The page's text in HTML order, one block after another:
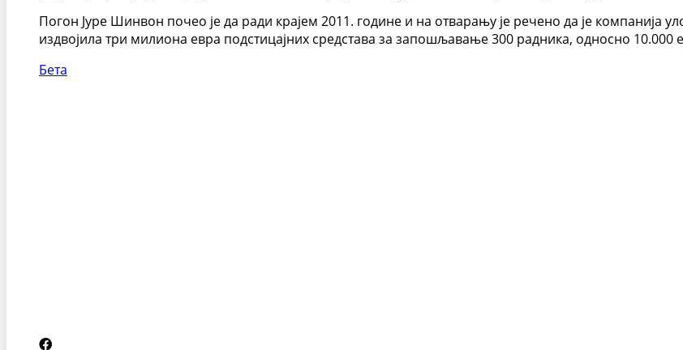
Погон Јуре Шинвон почео је да ради крајем 2011. године и на отварању је речено да је компанија
издвојила три милиона евра подстицајних средстава за запошљавање 300 радника, односно 10.000
Бета